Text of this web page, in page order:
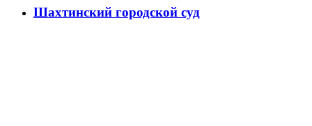
Шахтинский городской суд